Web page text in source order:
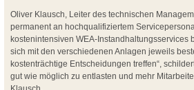
Oliver Klausch, Leiter des technischen
permanent an hochqualifiziertem
kostenintensiven WEA-
sich mit den verschiedenen Anlagen jeweils
kostenträchtige Entscheidungen treffen“,
gut wie möglich zu entlasten und mehr